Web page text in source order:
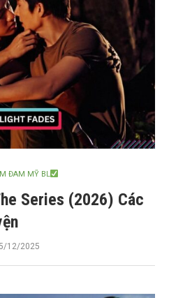
ĐAM MỸ BL
Series (2026) Các
12/2025